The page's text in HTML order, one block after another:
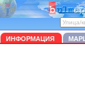
ИНФОРМАЦИЯ